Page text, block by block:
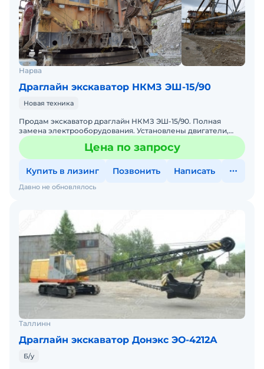
Нарва
Драглайн экскаватор НКМЗ ЭШ-15/90
Новая техника
Продам экскаватор драглайн НКМЗ ЭШ-15/90. Полная
замена электрооборудования. Установлены двигатели,
системы обеспечения производственного процесса и
вспомогат
Цена по запросу
Купить в лизинг Позвонить Написать
Давно не обновлялось
Таллинн
Драглайн экскаватор Донэкс ЭО-4212А
Б/у